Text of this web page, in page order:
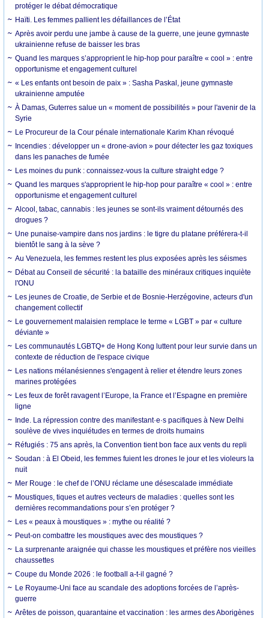
protéger le débat démocratique
Haïti. Les femmes pallient les défaillances de l’État
Après avoir perdu une jambe à cause de la guerre, une jeune gymnaste
ukrainienne refuse de baisser les bras
Quand les marques s’approprient le hip-hop pour paraître « cool » : entre
opportunisme et engagement culturel
« Les enfants ont besoin de paix » : Sasha Paskal, jeune gymnaste
ukrainienne amputée
À Damas, Guterres salue un « moment de possibilités » pour l'avenir de la
Syrie
Le Procureur de la Cour pénale internationale Karim Khan révoqué
Incendies : développer un « drone-avion » pour détecter les gaz toxiques
dans les panaches de fumée
Les moines du punk : connaissez-vous la culture straight edge ?
Quand les marques s'approprient le hip-hop pour paraître « cool » : entre
opportunisme et engagement culturel
Alcool, tabac, cannabis : les jeunes se sont-ils vraiment détournés des
drogues ?
Une punaise-vampire dans nos jardins : le tigre du platane préférera-t-il
bientôt le sang à la sève ?
Au Venezuela, les femmes restent les plus exposées après les séismes
Débat au Conseil de sécurité : la bataille des minéraux critiques inquiète
l'ONU
Les jeunes de Croatie, de Serbie et de Bosnie-Herzégovine, acteurs d'un
changement collectif
Le gouvernement malaisien remplace le terme « LGBT » par « culture
déviante »
Les communautés LGBTQ+ de Hong Kong luttent pour leur survie dans un
contexte de réduction de l'espace civique
Les nations mélanésiennes s'engagent à relier et étendre leurs zones
marines protégées
Les feux de forêt ravagent l’Europe, la France et l’Espagne en première
ligne
Inde. La répression contre des manifestant·e·s pacifiques à New Delhi
soulève de vives inquiétudes en termes de droits humains
Réfugiés : 75 ans après, la Convention tient bon face aux vents du repli
Soudan : à El Obeid, les femmes fuient les drones le jour et les violeurs la
nuit
Mer Rouge : le chef de l’ONU réclame une désescalade immédiate
Moustiques, tiques et autres vecteurs de maladies : quelles sont les
dernières recommandations pour s’en protéger ?
Les « peaux à moustiques » : mythe ou réalité ?
Peut-on combattre les moustiques avec des moustiques ?
La surprenante araignée qui chasse les moustiques et préfère nos vieilles
chaussettes
Coupe du Monde 2026 : le football a-t-il gagné ?
Le Royaume-Uni face au scandale des adoptions forcées de l’après-
guerre
Arêtes de poisson, quarantaine et vaccination : les armes des Aborigènes